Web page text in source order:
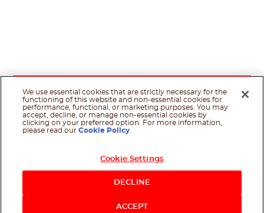
We use essential cookies that are strictly necessary for the
functioning of this website and non-essential cookies for
performance, functional, or marketing purposes. You may
accept, decline, or manage non-essential cookies by
clicking on your preferred option. For more information,
please read ourCookie Policy
Cookie Settings
DECLINE
ACCEPT